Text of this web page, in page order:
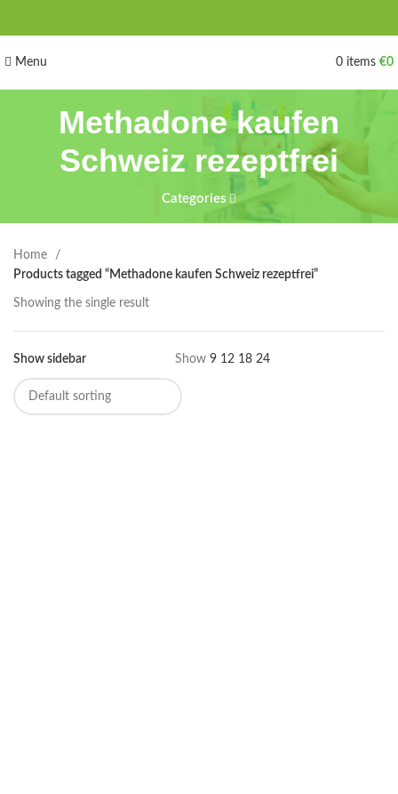
Menu 0 items €0
Methadone kaufen
Schweiz rezeptfrei
Categories
Home
Products tagged “Methadone kaufen Schweiz rezeptfrei”
Showing the single result
Show sidebar Show 9 12 18 24